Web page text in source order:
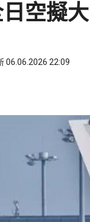
空擬
06.06.2026 22:09